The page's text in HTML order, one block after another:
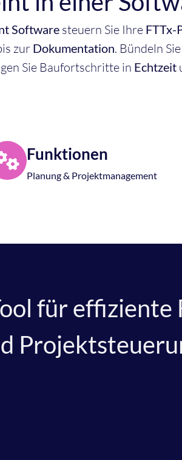
Softwaresteuern Sie Ihre FTTx-
zur Dokumentation. Bündeln
Sie Baufortschritte in Echtzeit
Funktionen
Planung & Projektmanagement
für effiziente